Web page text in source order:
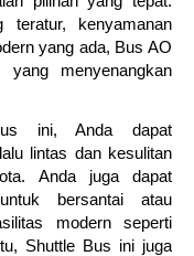
teratur, kenyamanan
yang ada, Bus AO
yang menyenangkan
ini, Anda dapat
lintas dan kesulitan
Anda juga dapat
bersantai atau
modern seperti
Shuttle Bus ini juga